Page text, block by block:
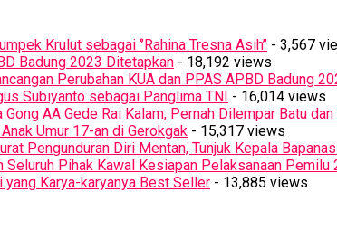
Krulut sebagai ‘’Rahina Tresna Asih’’ - 3,567
Badung 2023 Ditetapkan - 18,192 views
Perubahan KUA dan PPAS APBD Badung
Subiyanto sebagai Panglima TNI - 16,014 views
AA Gede Rai Kalam, Pernah Dilempar Batu
Umur 17-an di Gerokgak - 15,317 views
Pengunduran Diri Mentan, Tunjuk Kepala
Pihak Kawal Kesiapan Pelaksanaan Pemilu
Karya-karyanya Best Seller - 13,885 views